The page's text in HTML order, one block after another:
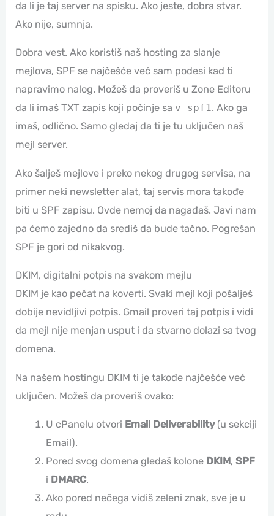
da li je taj server na spisku. Ako jeste, dobra stvar.
Ako nije, sumnja.
Dobra vest. Ako koristiš naš hosting za slanje
mejlova, SPF se najčešće već sam podesi kad ti
napravimo nalog. Možeš da proveriš u Zone Editoru
da li imaš TXT zapis koji počinje sa v=spf1. Ako ga
imaš, odlično. Samo gledaj da ti je tu uključen naš
mejl server.
Ako šalješ mejlove i preko nekog drugog servisa, na
primer neki newsletter alat, taj servis mora takođe
biti u SPF zapisu. Ovde nemoj da nagađaš. Javi nam
pa ćemo zajedno da središ da bude tačno. Pogrešan
SPF je gori od nikakvog.
DKIM, digitalni potpis na svakom mejlu
DKIM je kao pečat na koverti. Svaki mejl koji pošalješ
dobije nevidljivi potpis. Gmail proveri taj potpis i vidi
da mejl nije menjan usput i da stvarno dolazi sa tvog
domena.
Na našem hostingu DKIM ti je takođe najčešće već
uključen. Možeš da proveriš ovako:
U cPanelu otvori Email Deliverability(u sekciji
Email).
Pored svog domena gledaš kolone DKIM, SPF
i DMARC.
Ako pored nečega vidiš zeleni znak, sve je u